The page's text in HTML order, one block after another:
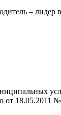
–
18.05.2011